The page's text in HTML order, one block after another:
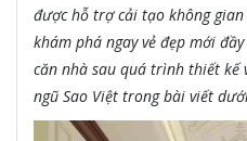
được hỗ trợ cải tạo không
khám phá ngay vẻ đẹp mới
căn nhà sau quá trình thiết
ngũ Sao Việt trong bài viết